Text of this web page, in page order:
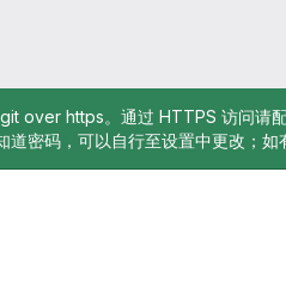
over https。通过 HTTPS 访问
道密码，可以自行至设置中更改；如